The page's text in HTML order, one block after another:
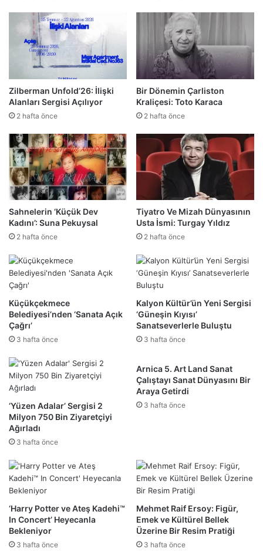
Zilberman Unfold’26: İlişki
Alanları Sergisi Açılıyor
2 hafta önce
Bir Dönemin Çarliston
Kraliçesi: Toto Karaca
2 hafta önce
Sahnelerin ‘Küçük Dev
Kadını’: Suna Pekuysal
2 hafta önce
Tiyatro Ve Mizah Dünyasının
Usta İsmi: Turgay Yıldız
2 hafta önce
Küçükçekmece
Belediyesi’nden ‘Sanata Açık
Çağrı’
3 hafta önce
Kalyon Kültür’ün Yeni Sergisi
‘Güneşin Kıyısı’
Sanatseverlerle Buluştu
3 hafta önce
‘Yüzen Adalar’ Sergisi 2
Milyon 750 Bin Ziyaretçiyi
Ağırladı
3 hafta önce
Arnica 5. Art Land Sanat
Çalıştayı Sanat Dünyasını Bir
Araya Getirdi
3 hafta önce
‘Harry Potter ve Ateş Kadehi™
In Concert’ Heyecanla
Bekleniyor
3 hafta önce
Mehmet Raif Ersoy: Figür,
Emek ve Kültürel Bellek
Üzerine Bir Resim Pratiği
3 hafta önce